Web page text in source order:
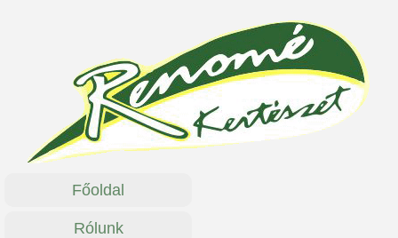
Főoldal
Rólunk